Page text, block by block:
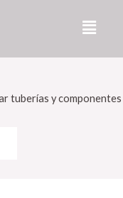
tuberías y componentes